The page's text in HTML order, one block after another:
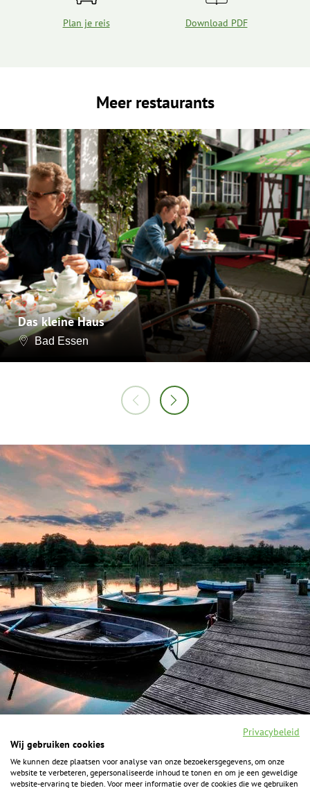
Plan je reis Download PDF
Meer restaurants
Das kleine Haus
Bad Essen
F
a
I
n
Y
o
P
i
Privacybeleid
Wij gebruiken cookies
We kunnen deze plaatsen voor analyse van onze bezoekersgegevens, om onze
website te verbeteren, gepersonaliseerde inhoud te tonen en om je een geweldige
website-ervaring te bieden. Voor meer informatie over de cookies die we gebruiken